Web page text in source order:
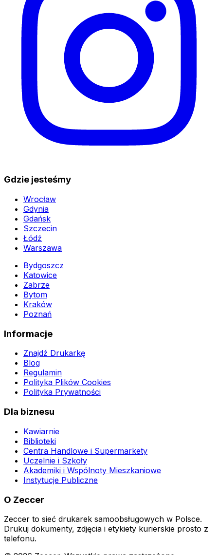
Gdzie jesteśmy
Wrocław
Gdynia
Gdańsk
Szczecin
Łódź
Warszawa
Bydgoszcz
Katowice
Zabrze
Bytom
Kraków
Poznań
Informacje
Znajdź Drukarkę
Blog
Regulamin
Polityka Plików Cookies
Polityka Prywatności
Dla biznesu
Kawiarnie
Biblioteki
Centra Handlowe i Supermarkety
Uczelnie i Szkoły
Akademiki i Wspólnoty Mieszkaniowe
Instytucje Publiczne
O Zeccer
Zeccer to sieć drukarek samoobsługowych w Polsce.
Drukuj dokumenty, zdjęcia i etykiety kurierskie prosto z
telefonu.